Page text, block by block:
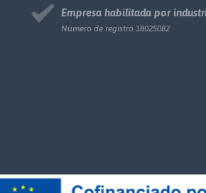
Empresa habilitada por
Número de registro 18025082